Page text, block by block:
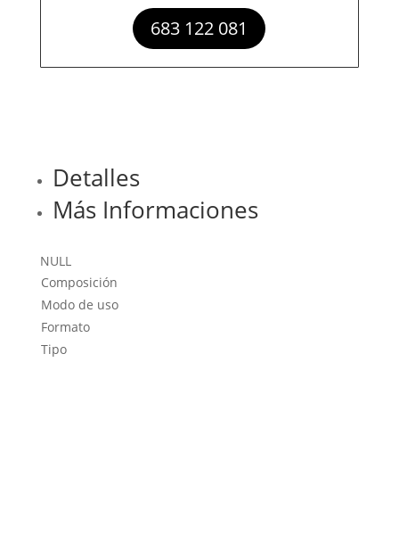
683 122 081
Detalles
Más Informaciones
NULL
Composición
Modo de uso
Formato
Tipo